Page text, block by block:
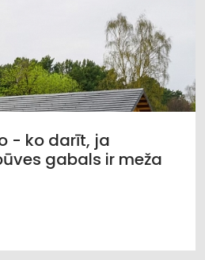
- ko darīt, ja
gabals ir meža